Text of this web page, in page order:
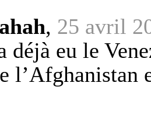
ahah, 25 avril
déjà eu le
l’Afghanistan